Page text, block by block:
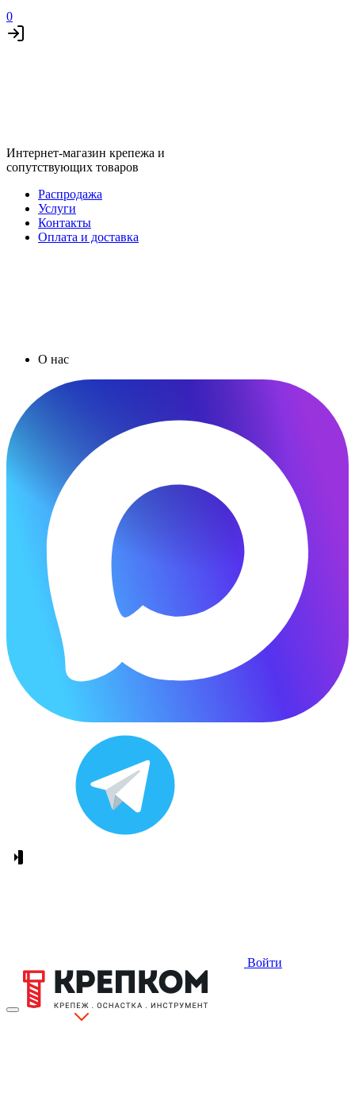
0
Интернет-магазин крепежа и
сопутствующих товаров
Распродажа
Услуги
Контакты
Оплата и доставка
О нас
Войти